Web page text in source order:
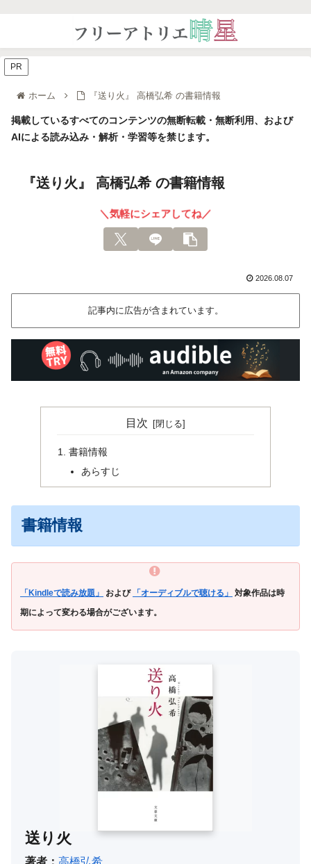
ホーム 『送り火』 高橋弘希 の書籍情報
掲載しているすべてのコンテンツの無断転載・無断利用、および
AIによる読み込み・解析・学習等を禁じます。
『送り火』 高橋弘希 の書籍情報
＼気軽にシェアしてね／
2026.08.07
記事内に広告が含まれています。
PR
目次
書籍情報
あらすじ
書籍情報
「Kindleで読み放題」 および 「オーディブルで聴ける」
対象作品は時
期によって変わる場合がございます。
送り火
著者： 高橋弘希